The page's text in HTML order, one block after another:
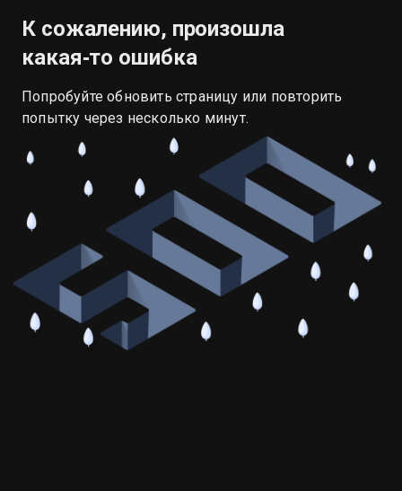
К сожалению, произошла
какая‑то ошибка
Попробуйте обновить страницу или повторить
попытку через несколько минут.